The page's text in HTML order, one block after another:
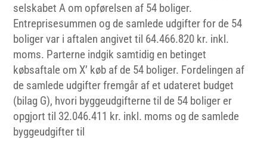
selskabet A om opførelsen af 54 boliger.
Entreprisesummen og de samlede udgifter for de 54
boliger var i aftalen angivet til 64.466.820 kr. inkl.
moms. Parterne indgik samtidig en betinget
købsaftale om X’ køb af de 54 boliger. Fordelingen af
de samlede udgifter fremgår af et udateret budget
(bilag G), hvori byggeudgifterne til de 54 boliger er
opgjort til 32.046.411 kr. inkl. moms og de samlede
byggeudgifter til